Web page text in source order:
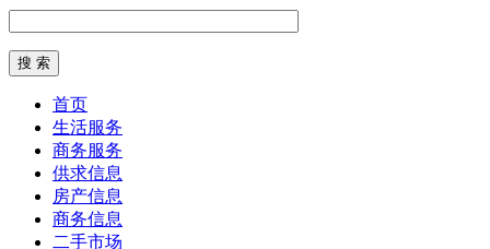
首页
生活服务
商务服务
供求信息
房产信息
商务信息
二手市场